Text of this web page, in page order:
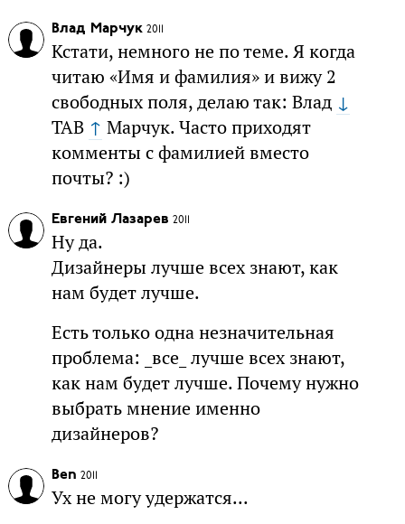
Влад Марчук 2011
Кстати, немного не по теме. Я когда
читаю «Имя и фамилия» и вижу 2
свободных поля, делаю так: Влад ↓
TAB ↑ Марчук. Часто приходят
комменты с фамилией вместо
почты? :)
Евгений Лазарев 2011
Ну да.
Дизайнеры лучше всех знают, как
нам будет лучше.
Есть только одна незначительная
проблема: _все_ лучше всех знают,
как нам будет лучше. Почему нужно
выбрать мнение именно
дизайнеров?
Ben 2011
Ух не могу удержатся...